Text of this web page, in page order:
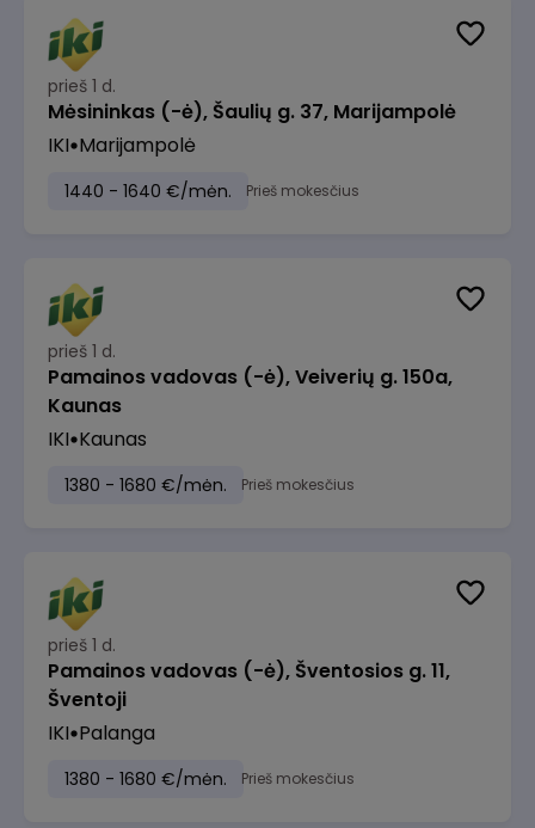
prieš 1 d.
Mėsininkas (-ė), Šaulių g. 37, Marijampolė
IKI Marijampolė
1440 - 1640 €/mėn. Prieš mokesčius
prieš 1 d.
Pamainos vadovas (-ė), Veiverių g. 150a,
Kaunas
IKI Kaunas
1380 - 1680 €/mėn. Prieš mokesčius
prieš 1 d.
Pamainos vadovas (-ė), Šventosios g. 11,
Šventoji
IKI Palanga
1380 - 1680 €/mėn. Prieš mokesčius